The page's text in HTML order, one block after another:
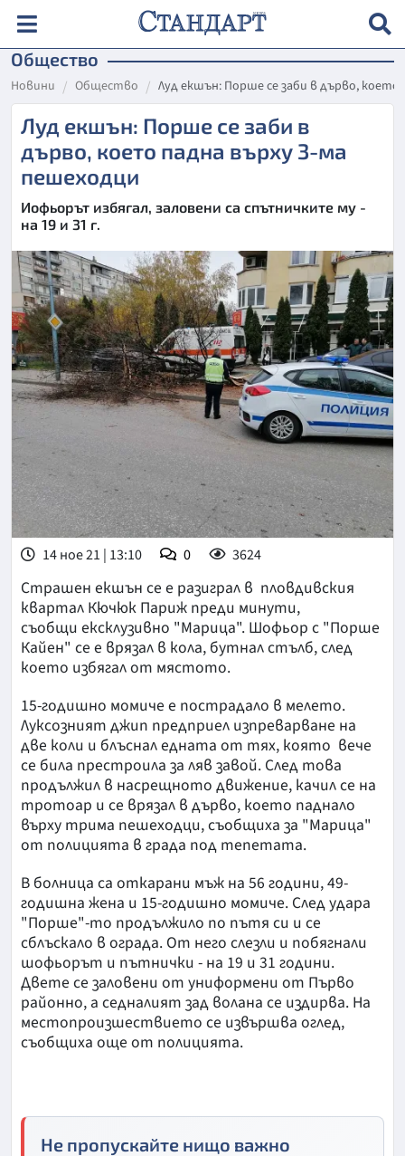
Общество
Новини Общество Луд екшън: Порше се заби в дърво, което
Луд екшън: Порше се заби в
дърво, което падна върху 3-ма
пешеходци
Иофьорът избягал, заловени са спътничките му -
на 19 и 31 г.
14 ное 21 | 13:10 0 3624
Страшен екшън се е разиграл в пловдивския
квартал Кючюк Париж преди минути,
съобщи ексклузивно "Марица". Шофьор с "Порше
Кайен" се е врязал в кола, бутнал стълб, след
което избягал от мястото.
15-годишно момиче е пострадало в мелето.
Луксозният джип предприел изпреварване на
две коли и блъснал едната от тях, която вече
се била престроила за ляв завой. След това
продължил в насрещното движение, качил се на
тротоар и се врязал в дърво, което паднало
върху трима пешеходци, съобщиха за "Марица"
от полицията в града под тепетата.
В болница са откарани мъж на 56 години, 49-
годишна жена и 15-годишно момиче. След удара
"Порше"-то продължило по пътя си и се
сблъскало в ограда. От него слезли и побягнали
шофьорът и пътнички - на 19 и 31 години.
Двете се заловени от униформени от Първо
районно, а седналият зад волана се издирва. На
местопроизшествието се извършва оглед,
съобщиха още от полицията.
Не пропускайте нищо важно